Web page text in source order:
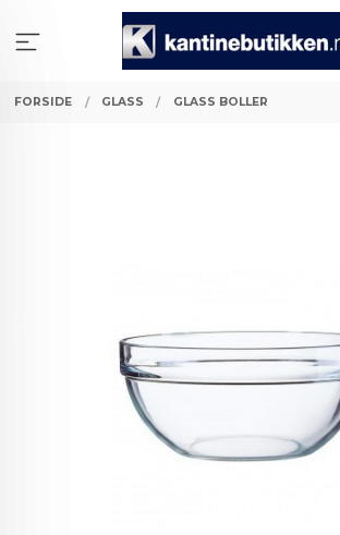
innholdet
FORSIDE GLASS GLASS BOLLER